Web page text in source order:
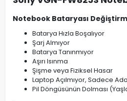
Notebook Bataryası
Batarya Hızla Boşalıyor
Şarj Almıyor
Batarya Tanınmıyor
Aşırı Isınma
Şişme veya Fiziksel Hasar
Laptop Açılmıyor, Sadece
Pil Döngüsünün Dolması